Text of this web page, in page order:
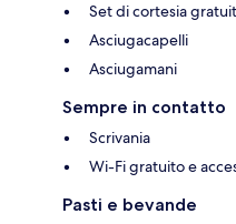
Set di cortesia
Asciugacapelli
Asciugamani
Sempre in contatto
Scrivania
Wi-Fi gratuito e
Pasti e bevande